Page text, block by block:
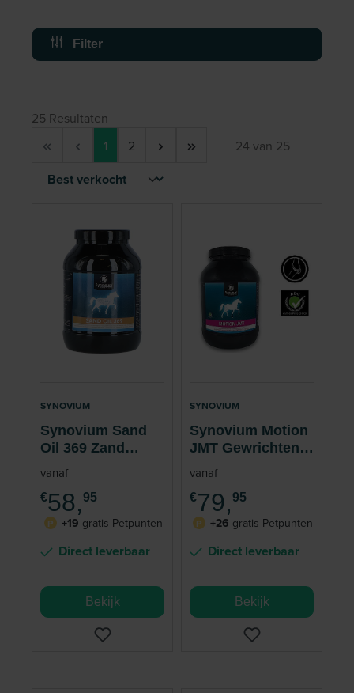
Filter
25 Resultaten
Pagina
1 Pagina
2 24 van 25
SYNOVIUM
Synovium Sand
Oil 369 Zand
Paard
vanaf
€58, 95
P
+19 gratis Petpunten
Direct leverbaar
Bekijk
SYNOVIUM
Synovium Motion
JMT Gewrichten
Paard
vanaf
€79, 95
P
+26 gratis Petpunten
Direct leverbaar
Bekijk